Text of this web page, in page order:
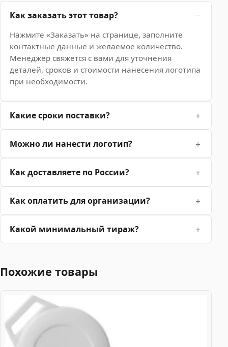
Как заказать этот товар?
Нажмите «Заказать» на странице, заполните
контактные данные и желаемое количество.
Менеджер свяжется с вами для уточнения
деталей, сроков и стоимости нанесения логотипа
при необходимости.
Какие сроки поставки?
Можно ли нанести логотип?
Как доставляете по России?
Как оплатить для организации?
Какой минимальный тираж?
Похожие товары